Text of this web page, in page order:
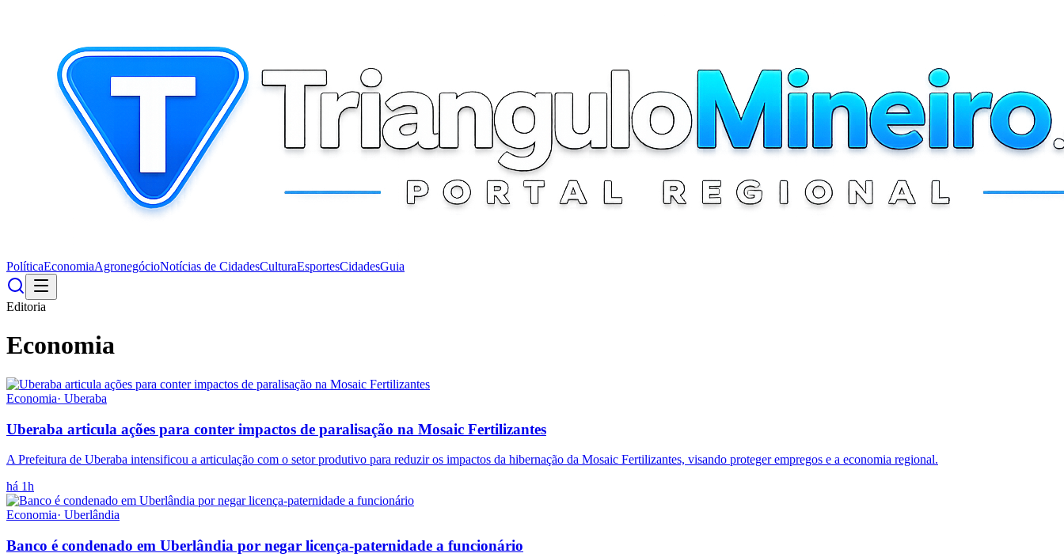
PolíticaEconomiaAgronegócioNotícias de CidadesCulturaEsportesCidadesGuia
Editoria
Economia
Economia· Uberaba
Uberaba articula ações para conter impactos de paralisação na Mosaic Fertilizantes
A Prefeitura de Uberaba intensificou a articulação com o setor produtivo para reduzir os impactos da hibernação da Mosaic Fertilizantes, visando proteger empregos e a economia regional.
há 1h
Economia· Uberlândia
Banco é condenado em Uberlândia por negar licença-paternidade a funcionário